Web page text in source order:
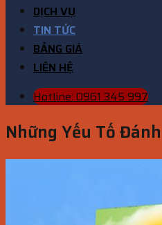
DỊCH VỤ
TIN TỨC
BẢNG GIÁ
LIÊN HỆ
Hotline: 0961 345 997
Những Yếu Tố